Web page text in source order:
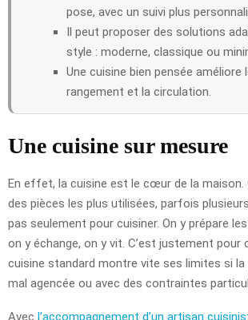
pose, avec un suivi plus
Il peut proposer des solutions
style : moderne, classique ou
Une cuisine bien pensée
rangement et la circulation.
Une cuisine sur mesure
En effet, la cuisine est le cœur de la maison.
des pièces les plus utilisées, parfois
pas seulement pour cuisiner. On y prépare
on y échange, on y vit. C’est justement pour
cuisine standard montre vite ses limites si
mal agencée ou avec des contraintes
Avec l’accompagnement d’un artisan